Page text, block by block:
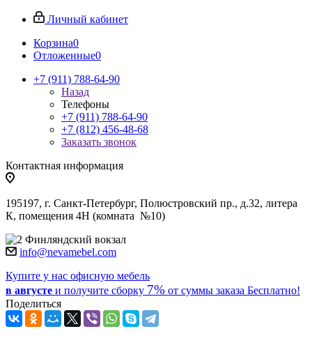
Личный кабинет
Корзина0
Отложенные0
+7 (911) 788-64-90
Назад
Телефоны
+7 (911) 788-64-90
+7 (812) 456-48-68
Заказать звонок
Контактная информация
195197, г. Санкт-Петербург, Полюстровский пр., д.32, литера
К, помещения 4Н (комната №10)
Финляндский вокзал
info@nevamebel.com
Купите у нас офисную мебель
в августе и получите сборку 7% от суммы заказа Бесплатно!
Поделиться